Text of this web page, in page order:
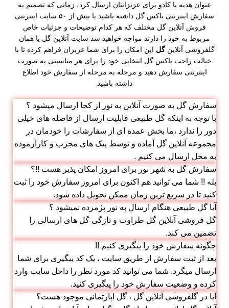
عنوان هدیه یا کادو برای عزیزانتان ارسال کرد، زمانی که تصمیم به
سفارش اینترنتی باکس گل داشته باشید با بیش از ۵۰ سایت اینترنتی
فروش آنلاین گل مختلف که هر کدام توضیحات و جزئیات خاص
مربوط به خود را دارند مواجه خواهید شد سایت آنلاین گل یا همان
گلفروشی آنلاینگل این امکان را برای شما عزیزان فراهم کرده تا با
خیالت راحت باکس گل انتخابی خود را برای هر مناسبتی به صورت
اینترنتی سفارش دهید و مرحله به مرحله از سفارش خود اطلاع
داشته باشید
سفارش گل به صورت آنلاین به نور از کجا ارسال میشود ؟
با توجه به اینکه گل طبیعی قابلیت ارسال از فاصله های خیلی
دور را ندارد ،ما بخش عمده ای از سفارشات را خودمان در
مجموعه آنلاین گل آماده و توسط پیک های مجرب و کارآزموده
به محل ارسال می کنیم .
سفارش گل به شهر نور برای امروز امکان پذیر هست !!؟
بله !! شما می توانید هم اکنون برای امروز سفارش خود را ثبت
کنید تا در سریع ترین زمان ممکن تحویل داده شود.
آیا گل طبیعی هنگام ارسال به نور پژمرده نمیشود ؟
گل فروشی آنلاین گل طراوت و تازگی گل های ارسالی را
تضمین می کند.
چگونه سفارش خود را پیگیری کنیم !!
بعد از ثبت سفارش از طریق سایت ، یک کد پیگیری برای شما
ارسال میگرد. شما می توانید کد مورد نظر را داخل سایت وارد
کرده و وضعیت سفارش خود را پیگیری کنید.
آیا در گلفروشی آنلاین گل ، گل اپارتمانی موجود هست؟